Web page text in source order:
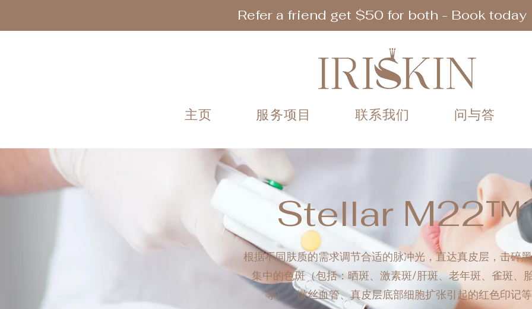
Refer a friend get $50 for both - Book today
主页 服务项目 联系我们 问与答
Stellar M22™
根据不同肤质的需求调节合适的脉冲光，直达真皮层，击碎
集中的色斑（包括：晒斑、激素斑/肝斑、老年斑、雀斑、
等）、微丝血管、真皮层底部细胞扩张引起的红色印记等